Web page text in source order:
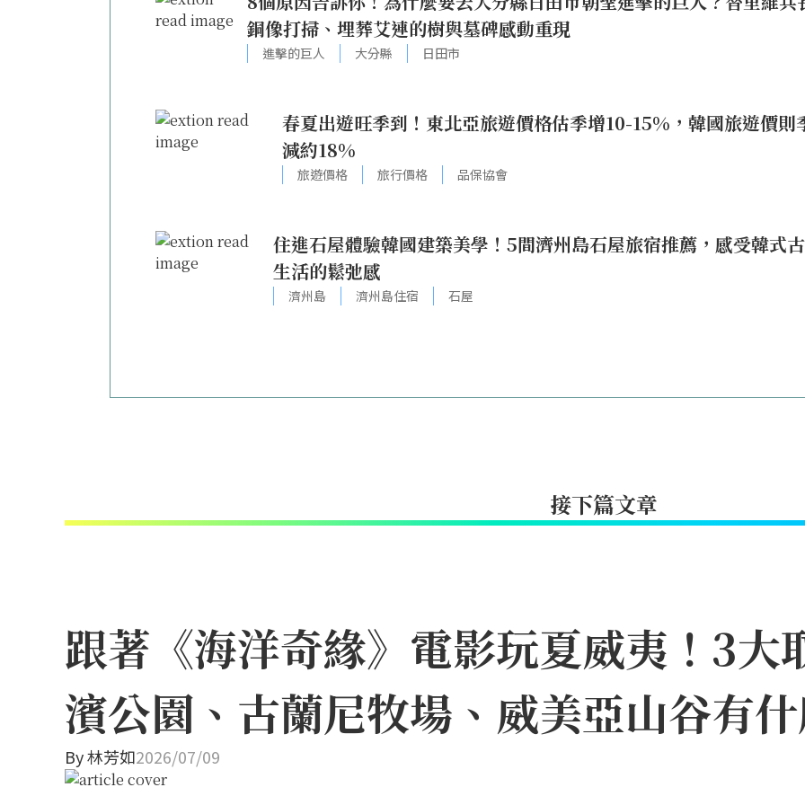
銅像打掃、埋葬艾連的樹與墓碑感動重現
進擊的巨人 大分縣 日田市
春夏出遊旺季到！東北亞旅遊價格估季增10-15%，韓國旅遊價則
減約18%
旅遊價格 旅行價格 品保協會
住進石屋體驗韓國建築美學！5間濟州島石屋旅宿推薦，感受韓式
生活的鬆弛感
濟州島 濟州島住宿 石屋
接下篇文章
跟著《海洋奇緣》電影玩夏威夷！3大
濱公園、古蘭尼牧場、威美亞山谷有
By林芳如2026/07/09